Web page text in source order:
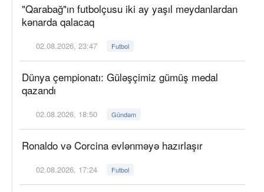
"Qarabağ"ın futbolçusu iki ay yaşıl meydanlardan
kənarda qalacaq
02.08.2026, 23:47 Futbol
Dünya çempionatı: Güləşçimiz gümüş medal
qazandı
02.08.2026, 18:50 Gündəm
Ronaldo və Corcina evlənməyə hazırlaşır
02.08.2026, 17:24 Futbol